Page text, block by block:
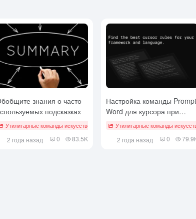
знания о часто
подсказках
Утилитарные команды искусственного интеллекта
2 года назад 0 83.5K
Настройка команды Prompt
Word для курсора при
программировании
микросервисов
Утилитарные команды
2 года назад 0